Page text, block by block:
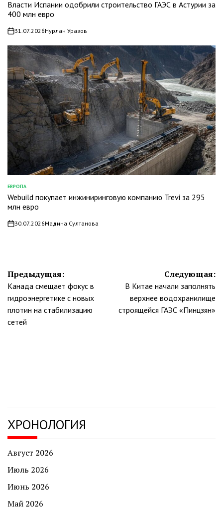
ВВласти Испании одобрили строительство ГАЭС в Астурии за
400 млн евро
on31.07.2026Нурлан Уразов
ОПУБЛИКОВАНО
В
ЕВРОПА
Webuild покупает инжиниринговую компанию Trevi за 295
млн евро
on30.07.2026Мадина Султанова
Навигация
по
записям
Предыдущая:
Канада смещает фокус в
гидроэнергетике с новых
плотин на стабилизацию
сетей
Следующая:
В Китае начали заполнять
верхнее водохранилище
строящейся ГАЭС «Пинцзян»
ХРОНОЛОГИЯ
Август 2026
Июль 2026
Июнь 2026
Май 2026